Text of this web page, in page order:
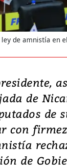
de amnistía en
de
de
con
de
Un fuerte
7,1 se
al sur de